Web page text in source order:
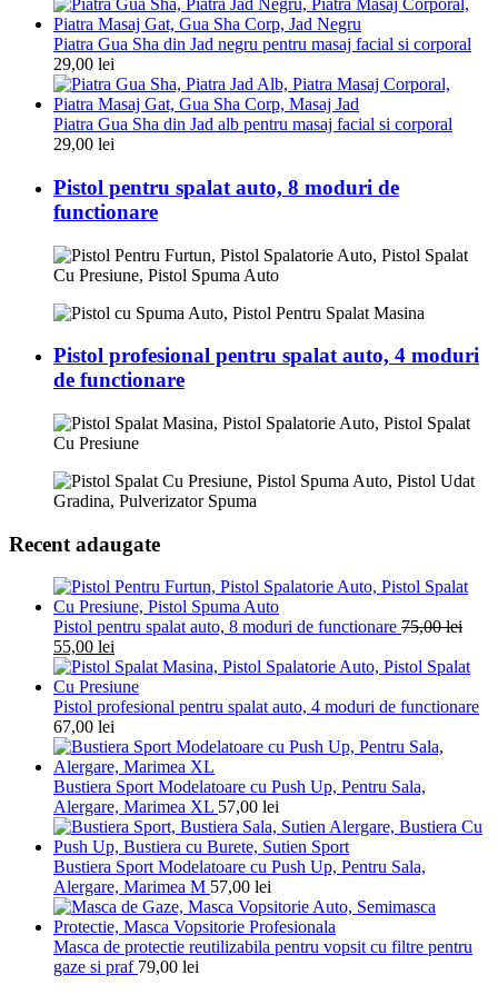
Piatra Gua Sha din Jad negru pentru masaj facial si corporal
29,00 lei
Piatra Gua Sha din Jad alb pentru masaj facial si corporal
29,00 lei
Pistol pentru spalat auto, 8 moduri de
functionare
Pistol profesional pentru spalat auto, 4 moduri
de functionare
Recent adaugate
Pistol pentru spalat auto, 8 moduri de functionare 75,00lei
55,00 lei
Pistol profesional pentru spalat auto, 4 moduri de functionare
67,00 lei
Bustiera Sport Modelatoare cu Push Up, Pentru Sala,
Alergare, Marimea XL 57,00 lei
Bustiera Sport Modelatoare cu Push Up, Pentru Sala,
Alergare, Marimea M 57,00 lei
Masca de protectie reutilizabila pentru vopsit cu filtre pentru
gaze si praf 79,00 lei